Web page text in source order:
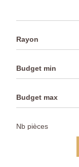
Rayon